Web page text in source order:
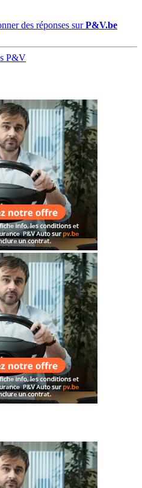
des réponses surP&V.be
P&V